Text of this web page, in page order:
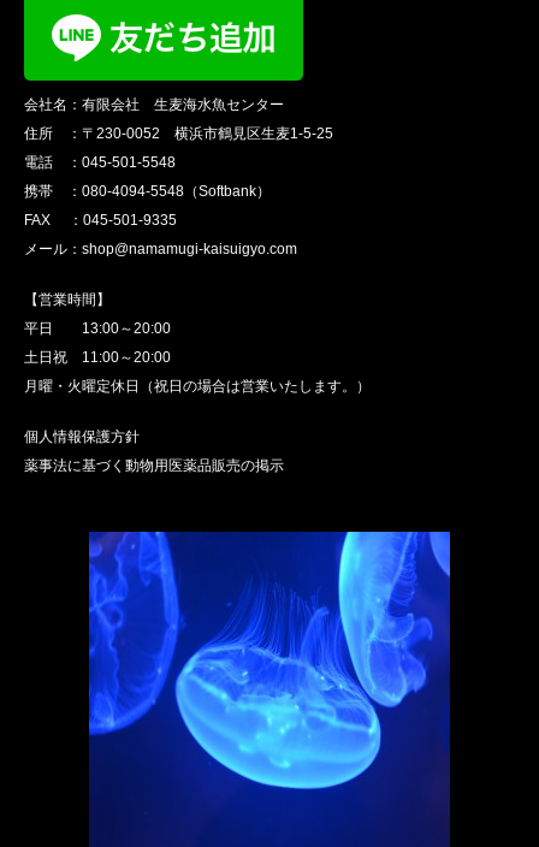
会社名：有限会社 生麦海水魚センター
住所 ：〒230-0052 横浜市鶴見区生麦1-5-25
電話 ：045-501-5548
携帯 ：080-4094-5548（Softbank）
FAX ：045-501-9335
メール：shop@namamugi-kaisuigyo.com
【営業時間】
平日 13:00～20:00
土日祝 11:00～20:00
月曜・火曜定休日（祝日の場合は営業いたします。）
個人情報保護方針
薬事法に基づく動物用医薬品販売の掲示